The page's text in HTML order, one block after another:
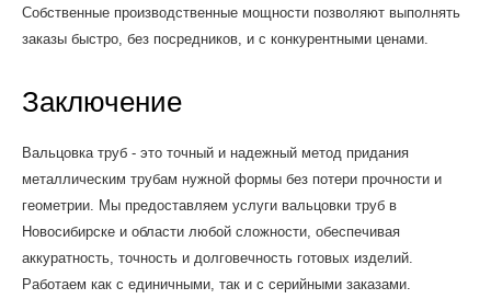
Собственные производственные мощности позволяют выполнять
заказы быстро, без посредников, и с конкурентными ценами.
Заключение
Вальцовка труб - это точный и надежный метод придания
металлическим трубам нужной формы без потери прочности и
геометрии. Мы предоставляем услуги вальцовки труб в
Новосибирске и области любой сложности, обеспечивая
аккуратность, точность и долговечность готовых изделий.
Работаем как с единичными, так и с серийными заказами.